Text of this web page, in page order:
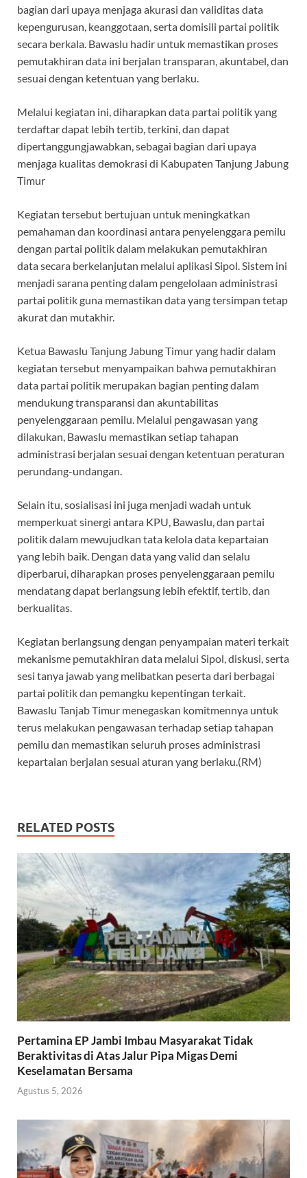
bagian dari upaya menjaga akurasi dan validitas data
kepengurusan, keanggotaan, serta domisili partai politik
secara berkala. Bawaslu hadir untuk memastikan proses
pemutakhiran data ini berjalan transparan, akuntabel, dan
sesuai dengan ketentuan yang berlaku.
Melalui kegiatan ini, diharapkan data partai politik yang
terdaftar dapat lebih tertib, terkini, dan dapat
dipertanggungjawabkan, sebagai bagian dari upaya
menjaga kualitas demokrasi di Kabupaten Tanjung Jabung
Timur
Kegiatan tersebut bertujuan untuk meningkatkan
pemahaman dan koordinasi antara penyelenggara pemilu
dengan partai politik dalam melakukan pemutakhiran
data secara berkelanjutan melalui aplikasi Sipol. Sistem ini
menjadi sarana penting dalam pengelolaan administrasi
partai politik guna memastikan data yang tersimpan tetap
akurat dan mutakhir.
Ketua Bawaslu Tanjung Jabung Timur yang hadir dalam
kegiatan tersebut menyampaikan bahwa pemutakhiran
data partai politik merupakan bagian penting dalam
mendukung transparansi dan akuntabilitas
penyelenggaraan pemilu. Melalui pengawasan yang
dilakukan, Bawaslu memastikan setiap tahapan
administrasi berjalan sesuai dengan ketentuan peraturan
perundang-undangan.
Selain itu, sosialisasi ini juga menjadi wadah untuk
memperkuat sinergi antara KPU, Bawaslu, dan partai
politik dalam mewujudkan tata kelola data kepartaian
yang lebih baik. Dengan data yang valid dan selalu
diperbarui, diharapkan proses penyelenggaraan pemilu
mendatang dapat berlangsung lebih efektif, tertib, dan
berkualitas.
Kegiatan berlangsung dengan penyampaian materi terkait
mekanisme pemutakhiran data melalui Sipol, diskusi, serta
sesi tanya jawab yang melibatkan peserta dari berbagai
partai politik dan pemangku kepentingan terkait.
Bawaslu Tanjab Timur menegaskan komitmennya untuk
terus melakukan pengawasan terhadap setiap tahapan
pemilu dan memastikan seluruh proses administrasi
kepartaian berjalan sesuai aturan yang berlaku.(RM)
RELATED POSTS
Pertamina EP Jambi Imbau Masyarakat Tidak
Beraktivitas di Atas Jalur Pipa Migas Demi
Keselamatan Bersama
Agustus 5, 2026